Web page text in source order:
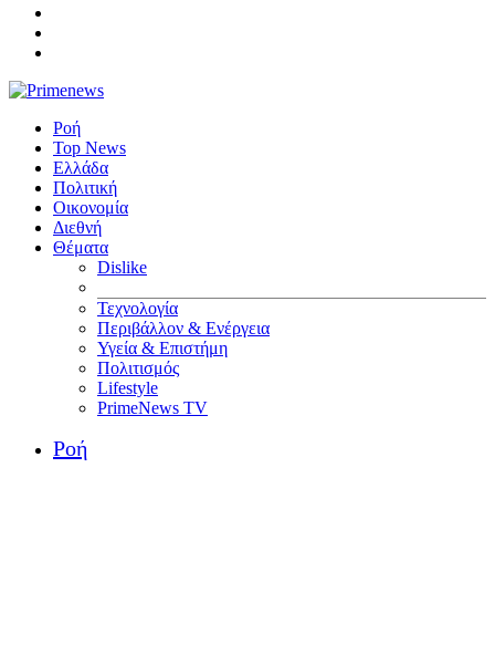
Ροή
Top News
Ελλάδα
Πολιτική
Οικονομία
Διεθνή
Θέματα
Dislike
Τεχνολογία
Περιβάλλον & Ενέργεια
Υγεία & Επιστήμη
Πολιτισμός
Lifestyle
PrimeNews TV
Ροή